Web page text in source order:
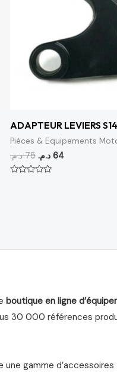
ADAPTEUR LEVIERS S14
Pièces & Equipements
75 د.م. 64 د.م.
boutique en ligne
30 000 références
gamme